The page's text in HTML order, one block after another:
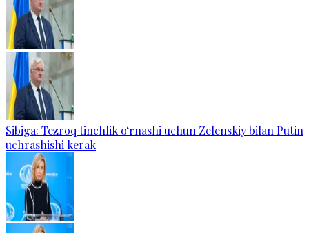
Sibiga: Tezroq tinchlik o‘rnashi uchun Zelenskiy bilan Putin
uchrashishi kerak